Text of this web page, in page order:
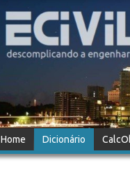
Home Dicionário